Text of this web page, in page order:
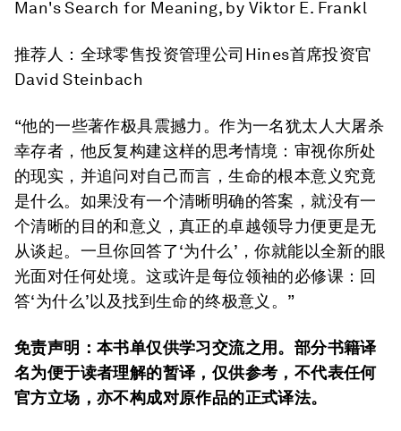
Man's Search for Meaning, by Viktor E. Frankl
推荐人：全球零售投资管理公司Hines首席投资官
David Steinbach
“他的一些著作极具震撼力。作为一名犹太人大屠杀
幸存者，他反复构建这样的思考情境：审视你所处
的现实，并追问对自己而言，生命的根本意义究竟
是什么。如果没有一个清晰明确的答案，就没有一
个清晰的目的和意义，真正的卓越领导力便更是无
从谈起。一旦你回答了‘为什么’，你就能以全新的眼
光面对任何处境。这或许是每位领袖的必修课：回
答‘为什么’以及找到生命的终极意义。”
免责声明：本书单仅供学习交流之用。部分书籍译
名为便于读者理解的暂译，仅供参考，不代表任何
官方立场，亦不构成对原作品的正式译法。